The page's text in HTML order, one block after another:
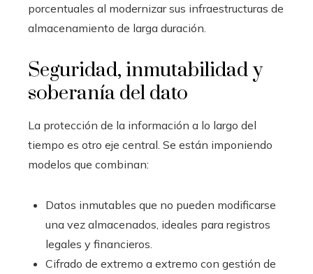
porcentuales al modernizar sus infraestructuras de
almacenamiento de larga duración.
Seguridad, inmutabilidad y
soberanía del dato
La protección de la información a lo largo del
tiempo es otro eje central. Se están imponiendo
modelos que combinan:
Datos inmutables que no pueden modificarse
una vez almacenados, ideales para registros
legales y financieros.
Cifrado de extremo a extremo con gestión de